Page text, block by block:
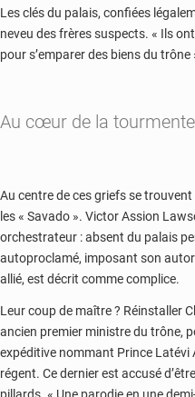
Les clés du palais, confiées
neveu des frères suspects. « Ils
pour s’emparer des biens du
Au cœur de la
Au centre de ces griefs se
les « Savado ». Victor Assion
orchestrateur : absent du palais
autoproclamé, imposant son
allié, est décrit comme complice.
Leur coup de maître ? Réinstaller
ancien premier ministre du trône,
expéditive nommant Prince
régent. Ce dernier est accusé